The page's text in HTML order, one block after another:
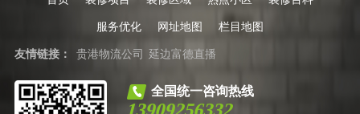
服务优化 网址地图 栏目地图
友情链接： 贵港物流公司 延边富德直播
全国统一咨询热线